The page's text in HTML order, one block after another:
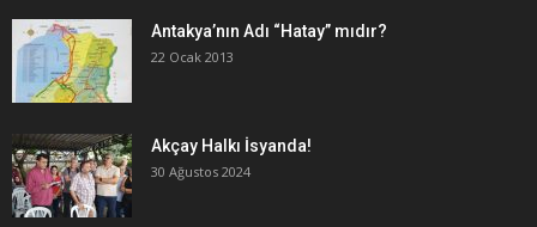
Antakya’nın Adı “Hatay” mıdır?
22 Ocak 2013
Akçay Halkı İsyanda!
30 Ağustos 2024